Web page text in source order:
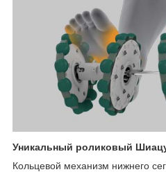
Уникальный роликовый
Кольцевой механизм нижнего